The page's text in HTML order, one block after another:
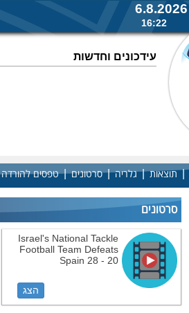
6.8.2026
16:22
עידכונים וחדשות
|תוצאות|גלריה|סרטונים|טפסים להורדה
סרטונים
Israel's National Tackle
Football Team Defeats
Spain 28 - 20
הצג